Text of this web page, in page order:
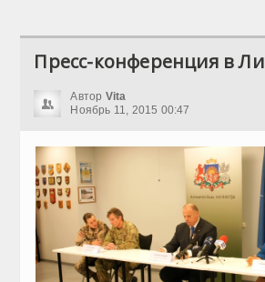
Пресс-конференция в
Автор Vita
Ноябрь 11, 2015 00:47